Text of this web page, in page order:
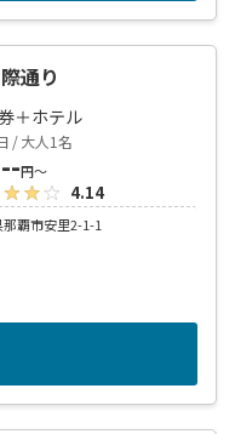
通り
＋ホテル
/ 大人1名
円～
4.14
那覇市安里2-1-1